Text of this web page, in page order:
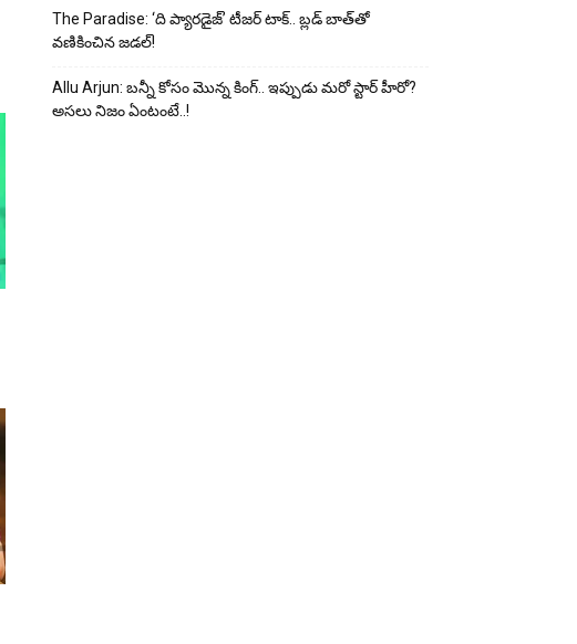
The Paradise: ‘ది ప్యారడైజ్’ టీజర్ టాక్.. బ్లడ్ బాత్‌తో
వణికించిన జడల్!
Allu Arjun: బన్నీ కోసం మొన్న కింగ్.. ఇప్పుడు మరో స్టార్ హీరో?
అసలు నిజం ఏంటంటే..!